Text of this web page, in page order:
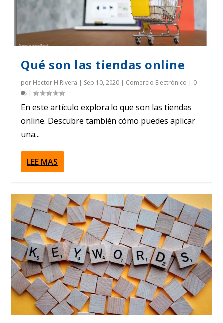
Qué son las tiendas online
por Hector H Rivera | Sep 10, 2020 | Comercio Electrónico | 0
|
En este artículo explora lo que son las tiendas
online. Descubre también cómo puedes aplicar
una...
LEE MAS